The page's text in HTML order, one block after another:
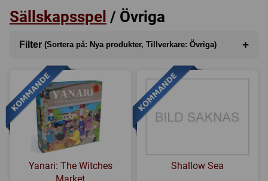
Sällskapsspel / Övriga
Filter (Sortera på: Nya produkter, Tillverkare: Övriga) +
Sortera på(Nya produkter)
Kategori
Serie
Tillverkare
Yanari: The Witches
Shallow Sea